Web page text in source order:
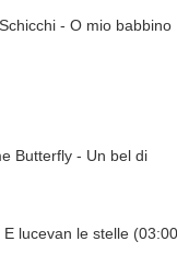
- O mio babbino
Butterfly - Un bel di
lucevan le stelle